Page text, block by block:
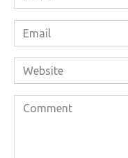
*
Email
*
Website
Comment